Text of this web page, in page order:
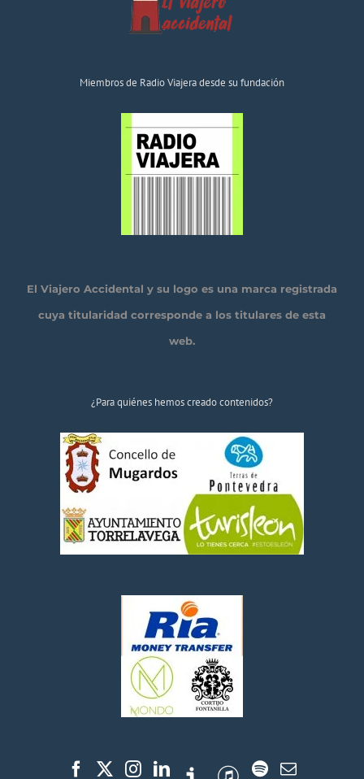
Miembros de Radio Viajera desde su fundación
El Viajero Accidental y su logo es una marca registrada
cuya titularidad corresponde a los titulares de esta
web.
¿Para quiénes hemos creado contenidos?